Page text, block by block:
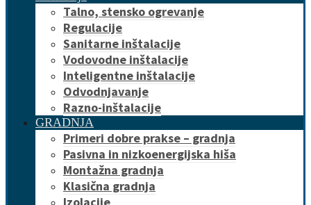
Talno, stensko ogrevanje
Regulacije
Sanitarne inštalacije
Vodovodne inštalacije
Inteligentne inštalacije
Odvodnjavanje
Razno-inštalacije
GRADNJA
Primeri dobre prakse – gradnja
Pasivna in nizkoenergijska hiša
Montažna gradnja
Klasična gradnja